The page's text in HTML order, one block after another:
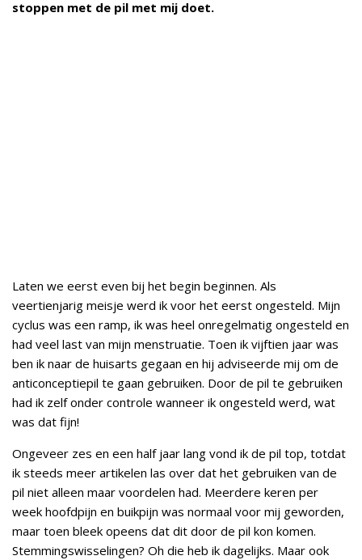
stoppen met de pil met mij doet.
Laten we eerst even bij het begin beginnen. Als
veertienjarig meisje werd ik voor het eerst ongesteld. Mijn
cyclus was een ramp, ik was heel onregelmatig ongesteld en
had veel last van mijn menstruatie. Toen ik vijftien jaar was
ben ik naar de huisarts gegaan en hij adviseerde mij om de
anticonceptiepil te gaan gebruiken. Door de pil te gebruiken
had ik zelf onder controle wanneer ik ongesteld werd, wat
was dat fijn!
Ongeveer zes en een half jaar lang vond ik de pil top, totdat
ik steeds meer artikelen las over dat het gebruiken van de
pil niet alleen maar voordelen had. Meerdere keren per
week hoofdpijn en buikpijn was normaal voor mij geworden,
maar toen bleek opeens dat dit door de pil kon komen.
Stemmingswisselingen? Oh die heb ik dagelijks. Maar ook